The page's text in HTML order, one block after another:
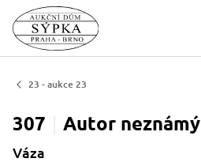
23 - aukce 23
307 Autor neznámý
Váza